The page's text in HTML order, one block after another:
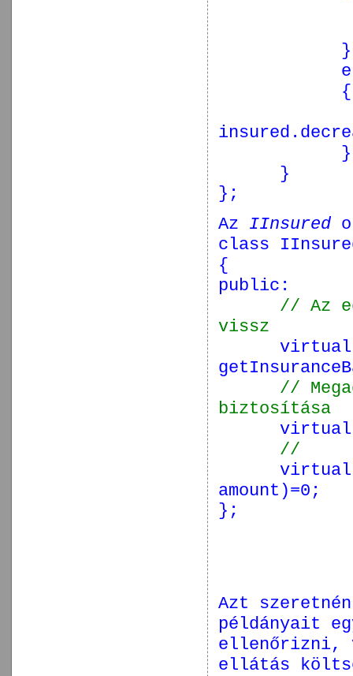
}
{
}
}
};
Az IInsured
class
{
public :
// Az
vissz
virtual
//
biztosítása
virtual
//
virtual
amount)=0;
};
Azt
példányait
ellenőrizni,
ellátás